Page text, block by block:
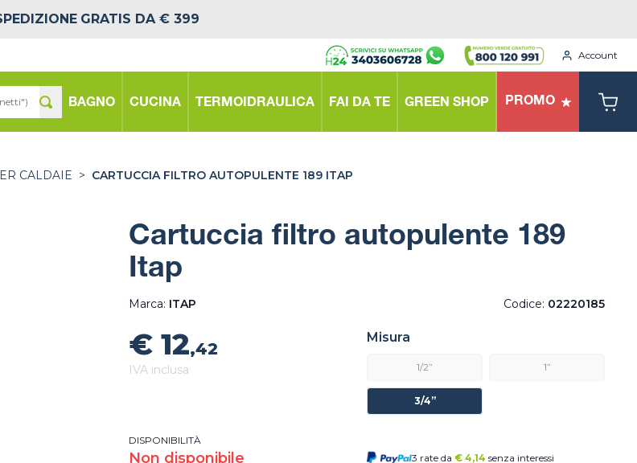
GRATIS DA € 399
Account
BAGNO CUCINA TERMOIDRAULICA FAI DA TE GREEN SHOP PROMO
CALDAIE > CARTUCCIA FILTRO AUTOPULENTE 189 ITAP
Cartuccia filtro autopulente 189
Itap
Marca: ITAP Codice: 02220185
€ 12,42
IVA inclusa
DISPONIBILITÀ
Non disponibile
Misura
1/2” 1”
3/4”
3 rate da € 4,14 senza interessi